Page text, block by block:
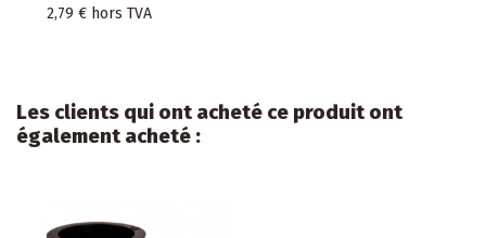
2,79 € hors TVA
Les clients qui ont acheté ce produit ont
également acheté :